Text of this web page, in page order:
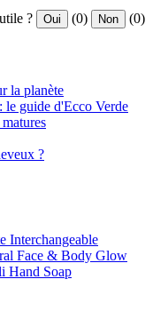
? Oui (0) Non (0)
la planète
le guide d'Ecco Verde
?
Interchangeable
Face & Body Glow
Hand Soap